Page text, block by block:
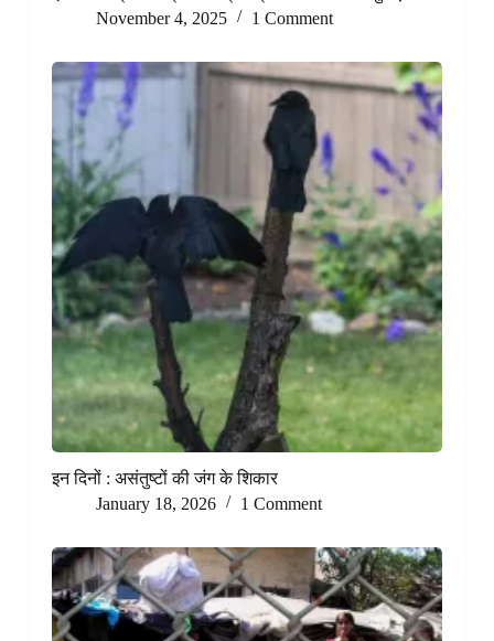
November 4, 2025
1 Comment
इन दिनों : असंतुष्टों की जंग के शिकार
January 18, 2026
1 Comment